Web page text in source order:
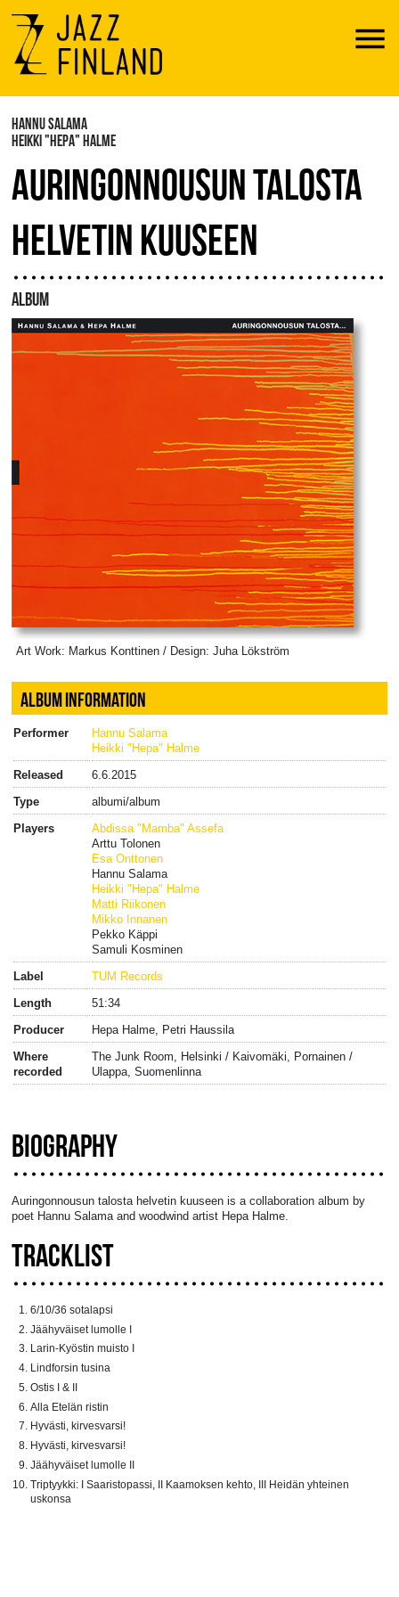
Menu
HANNU SALAMA
HEIKKI "HEPA" HALME
AURINGONNOUSUN TALOSTA
HELVETIN KUUSEEN
ALBUM
Art Work: Markus Konttinen / Design: Juha Lökström
ALBUM INFORMATION
Performer
Hannu Salama
Heikki "Hepa" Halme
Released
6.6.2015
Type
albumi/album
Players
Abdissa "Mamba" Assefa
Arttu Tolonen
Esa Onttonen
Hannu Salama
Heikki "Hepa" Halme
Matti Riikonen
Mikko Innanen
Pekko Käppi
Samuli Kosminen
Label
TUM Records
Length
51:34
Producer
Hepa Halme, Petri Haussila
Where
recorded
The Junk Room, Helsinki / Kaivomäki, Pornainen /
Ulappa, Suomenlinna
BIOGRAPHY
Auringonnousun talosta helvetin kuuseen is a collaboration album by
poet Hannu Salama and woodwind artist Hepa Halme.
TRACKLIST
6/10/36 sotalapsi
Jäähyväiset lumolle I
Larin-Kyöstin muisto I
Lindforsin tusina
Ostis I & II
Alla Etelän ristin
Hyvästi, kirvesvarsi!
Hyvästi, kirvesvarsi!
Jäähyväiset lumolle II
Triptyykki: I Saaristopassi, II Kaamoksen kehto, III Heidän yhteinen
uskonsa